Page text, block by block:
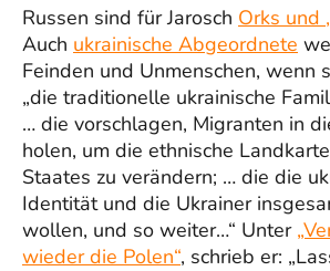
Russen sind für Jarosch Orks und
Auch ukrainische Abgeordnete
Feinden und Unmenschen, wenn
„die traditionelle ukrainische
… die vorschlagen, Migranten in
holen, um die ethnische
Staates zu verändern; … die die
Identität und die Ukrainer
wollen, und so weiter…“ Unter
wieder die Polen“, schrieb er: